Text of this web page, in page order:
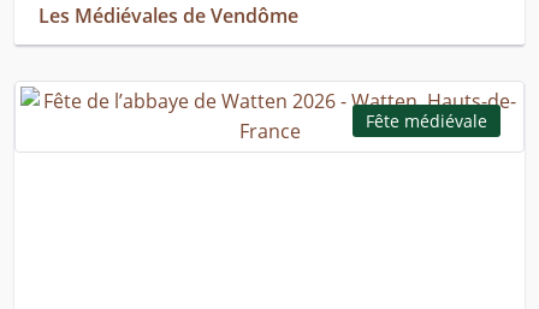
Les Médiévales de Vendôme
Fête médiévale